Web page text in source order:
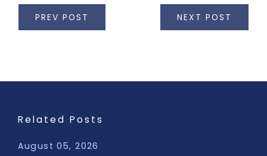
PREV POST NEXT POST
Related Posts
August 05, 2026